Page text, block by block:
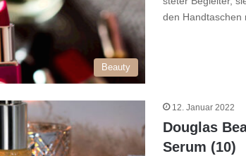
Beauty
den Handtaschen
12. Januar 2022
Douglas
Serum (10)